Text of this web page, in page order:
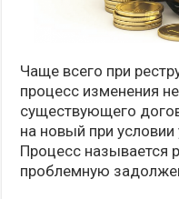
Чаще всего при
процесс изменения
существующего
на новый при
Процесс называется
проблемную